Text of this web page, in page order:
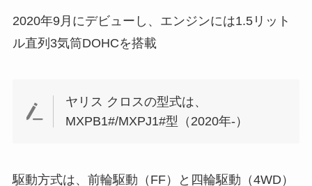
2020年9月にデビューし、エンジンには1.5リット
ル直列3気筒DOHCを搭載
ヤリス クロスの型式は、
MXPB1#/MXPJ1#型（2020年-）
駆動方式は、前輪駆動（FF）と四輪駆動（4WD）